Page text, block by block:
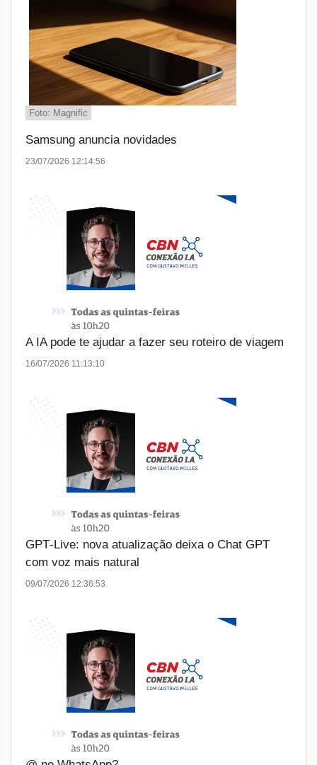
Foto: Magnific
Samsung anuncia novidades
23/07/2026 12:14:56
A IA pode te ajudar a fazer seu roteiro de viagem
16/07/2026 11:13:10
GPT‑Live: nova atualização deixa o Chat GPT
com voz mais natural
09/07/2026 12:36:53